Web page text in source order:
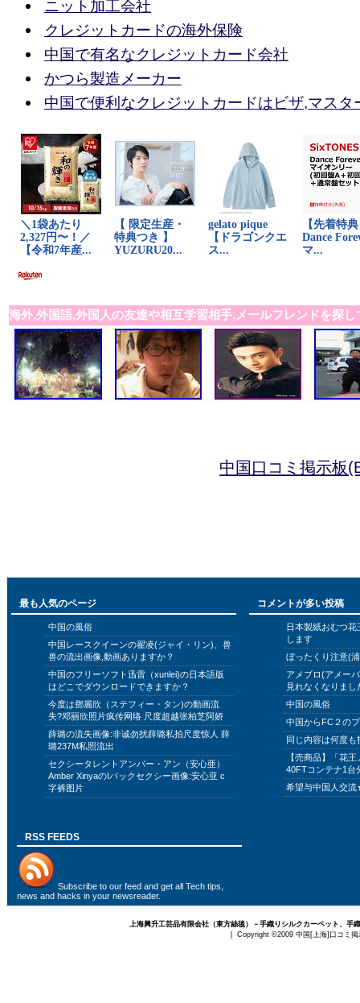
ニット加工会社
クレジットカードの海外保険
中国で有名なクレジットカード会社
かつら製造メーカー
中国で便利なクレジットカードはビザ,マスタ
海外,外国語,外国人の友達や相互学習相手,メールフレンドを探し
中国口コミ掲示板
最も人気のページ
中国の風俗
中国レースクイーンの翟凌(ジャイ・リン)、兽
兽の流出画像,動画ありますか？
中国のフリーソフト迅雷（xunlei)の日本語版
はどこでダウンロードできますか？
今度は鄧麗欣（ステフィー・タン)の動画流
失?邓丽欣照片疯传网络 尺度超越张柏芝阿娇
薛璐の流失画像:非诚勿扰薛璐私拍尺度惊人 薛
璐237M私照流出
セクシータレントアンバー・アン（安心亜）
Amber XinyaのIバックセクシー画像:安心亚 c
字裤图片
コメントが多い投稿
日本製紙おむつ
します
ぼったくり注意(
アメブロ(アメー
見れなくなりまし
中国の風俗
中国からFC２の
同じ内容は何度
【売商品】「花
40FTコンテナ1台
希望与中国人交
RSS FEEDS
Subscribe to our feed and get all Tech tips,
news and hacks in your newsreader.
上海興升工芸品有限会社（東方絲毯）－手織りシルクカーペット、
| Copyright ©2009 中国[上海]口コミ掲